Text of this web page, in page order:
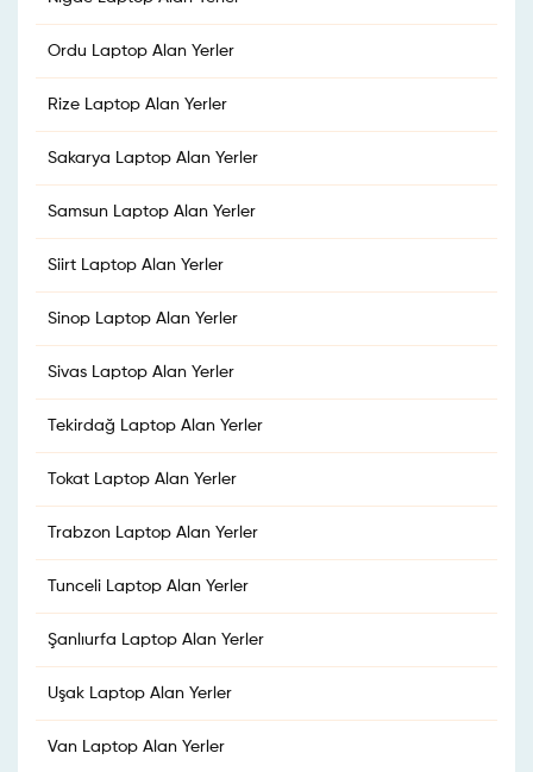
Ordu Laptop Alan Yerler
Rize Laptop Alan Yerler
Sakarya Laptop Alan Yerler
Samsun Laptop Alan Yerler
Siirt Laptop Alan Yerler
Sinop Laptop Alan Yerler
Sivas Laptop Alan Yerler
Tekirdağ Laptop Alan Yerler
Tokat Laptop Alan Yerler
Trabzon Laptop Alan Yerler
Tunceli Laptop Alan Yerler
Şanlıurfa Laptop Alan Yerler
Uşak Laptop Alan Yerler
Van Laptop Alan Yerler